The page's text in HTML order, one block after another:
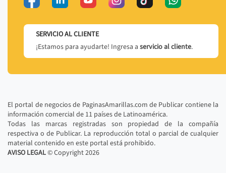
SERVICIO AL CLIENTE
¡Estamos para ayudarte! Ingresa a servicio al cliente.
El portal de negocios de PaginasAmarillas.com de Publicar contiene la
información comercial de 11 países de Latinoamérica.
Todas las marcas registradas son propiedad de la compañía
respectiva o de Publicar. La reproducción total o parcial de cualquier
material contenido en este portal está prohibido.
AVISO LEGAL© Copyright2026